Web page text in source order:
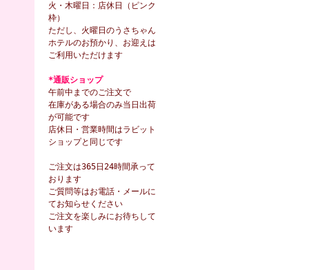
火・木曜日：店休日（ピンク
枠）
ただし、火曜日のうさちゃん
ホテルのお預かり、お迎えは
ご利用いただけます
*通販ショップ
午前中までのご注文で
在庫がある場合のみ当日出荷
が可能です
店休日・営業時間はラビット
ショップと同じです
ご注文は365日24時間承って
おります
ご質問等はお電話・メールに
てお知らせください
ご注文を楽しみにお待ちして
います